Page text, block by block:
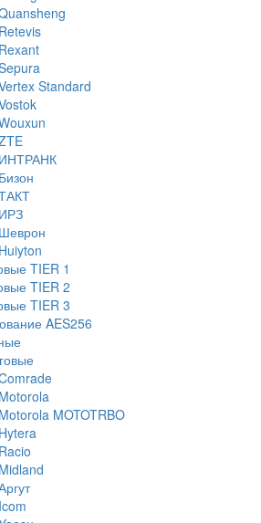
Retevis
Rexant
Standard
ИНТРАНК
Бизон
ИРЗ
Шеврон
Huiyton
TIER 1
TIER 2
TIER 3
AES256
Motorola
Motorola MOTOTRBO
Hytera
Racio
Midland
Icom